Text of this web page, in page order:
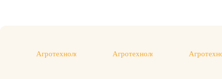
Агротехнологии Агротехнологии